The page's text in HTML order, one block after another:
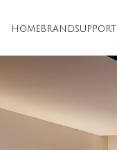
HOME BRANDSUPPORT